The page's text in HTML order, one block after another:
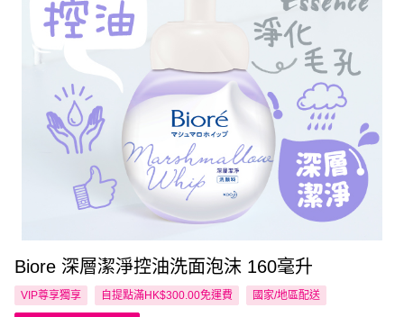
Biore 深層潔淨控油洗面泡沫 160毫升
VIP尊享獨享 自提點滿HK$300.00免運費 國家/地區配送